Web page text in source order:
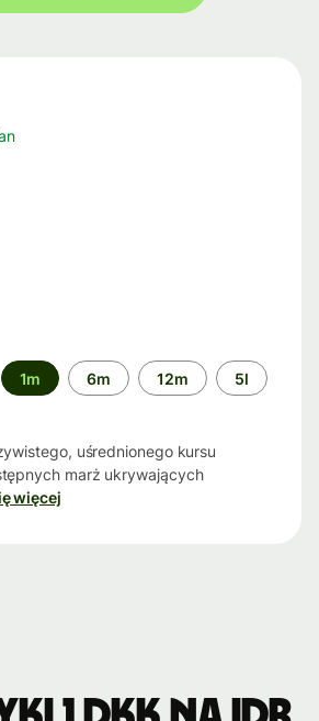
1m 6m 12m 5l
uśrednionego kursu
marż ukrywających
więcej